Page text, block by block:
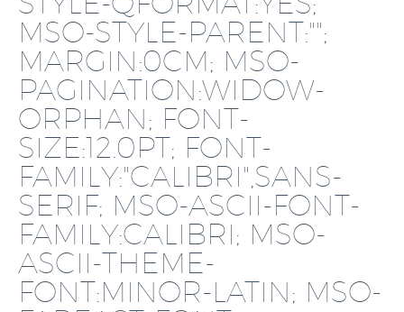
MSO-STYLE-PARENT:"";
MARGIN:0CM; MSO-
PAGINATION:WIDOW-
ORPHAN; FONT-
SIZE:12.0PT; FONT-
FAMILY:"CALIBRI",SANS-
SERIF; MSO-ASCII-FONT-
FAMILY:CALIBRI; MSO-
ASCII-THEME-
FONT:MINOR-LATIN; MSO-